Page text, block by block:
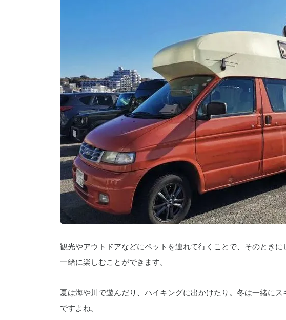
観光やアウトドアなどにペットを連れて行くことで、そのとき
一緒に楽しむことができます。
夏は海や川で遊んだり、ハイキングに出かけたり。冬は一緒に
ですよね。